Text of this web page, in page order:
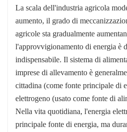
La scala dell'industria agricola
aumento, il grado di
agricole sta gradualmente
l'approvvigionamento di energia è
indispensabile. Il sistema di
imprese di allevamento è
cittadina (come fonte principale di
elettrogeno (usato come fonte di
Nella vita quotidiana, l'energia
principale fonte di energia, ma